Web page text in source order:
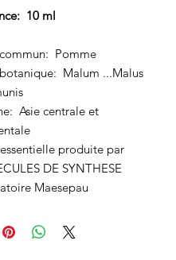
10 ml
Pomme
Malum ...Malus
Asie centrale et
produite par
DE SYNTHESE
Maesepau